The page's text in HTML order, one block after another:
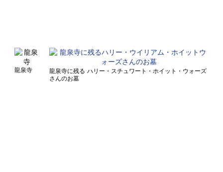
龍泉寺 龍泉寺に残る ハリー・スチュワート・ホイット・ウォーズ
さんのお墓